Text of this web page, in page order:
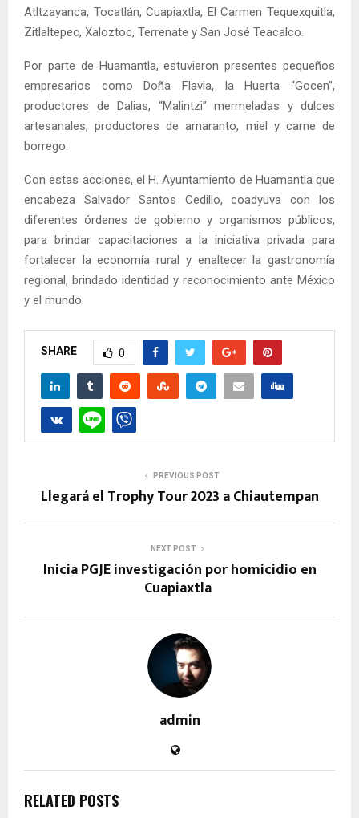
Atltzayanca, Tocatlán, Cuapiaxtla, El Carmen Tequexquitla,
Zitlaltepec, Xaloztoc, Terrenate y San José Teacalco.
Por parte de Huamantla, estuvieron presentes pequeños
empresarios como Doña Flavia, la Huerta “Gocen”,
productores de Dalias, “Malintzi” mermeladas y dulces
artesanales, productores de amaranto, miel y carne de
borrego.
Con estas acciones, el H. Ayuntamiento de Huamantla que
encabeza Salvador Santos Cedillo, coadyuva con los
diferentes órdenes de gobierno y organismos públicos,
para brindar capacitaciones a la iniciativa privada para
fortalecer la economía rural y enaltecer la gastronomía
regional, brindado identidad y reconocimiento ante México
y el mundo.
SHARE 0
PREVIOUS POST
Llegará el Trophy Tour 2023 a Chiautempan
NEXT POST
Inicia PGJE investigación por homicidio en
Cuapiaxtla
admin
RELATED POSTS